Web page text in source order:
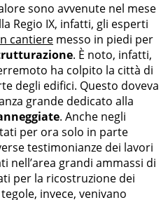
sono avvenute nel mese
Regio IX, infatti, gli esperti
cantiere messo in piedi per
. È noto, infatti,
ha colpito la città di
degli edifici. Questo doveva
grande dedicato alla
. Anche negli
per ora solo in parte
testimonianze dei lavori
nell’area grandi ammassi di
per la ricostruzione dei
invece, venivano